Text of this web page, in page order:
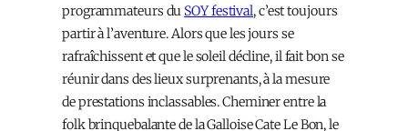
programmateurs du SOY festival, c’est toujours
partir à l’aventure. Alors que les jours se
rafraîchissent et que le soleil décline, il fait bon se
réunir dans des lieux surprenants, à la mesure
de prestations inclassables. Cheminer entre la
folk brinquebalante de la Galloise Cate Le Bon, le